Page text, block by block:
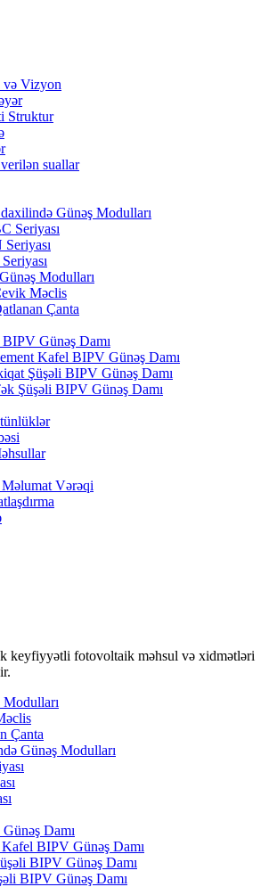
və Vizyon
Struktur
suallar
Günəş Modulları
Seriyası
Seriyası
Seriyası
Modulları
Məclis
Çanta
BIPV Günəş Damı
Kafel BIPV Günəş Damı
Şüşəli BIPV Günəş Damı
Şüşəli BIPV Günəş Damı
Vərəqi
keyfiyyətli fotovoltaik məhsul və xidmətləri
Çanta
Günəş Modulları
Damı
Kafel BIPV Günəş Damı
BIPV Günəş Damı
BIPV Günəş Damı